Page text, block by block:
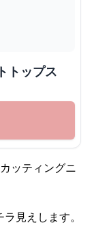
トップス
ッティングニ
見えします。